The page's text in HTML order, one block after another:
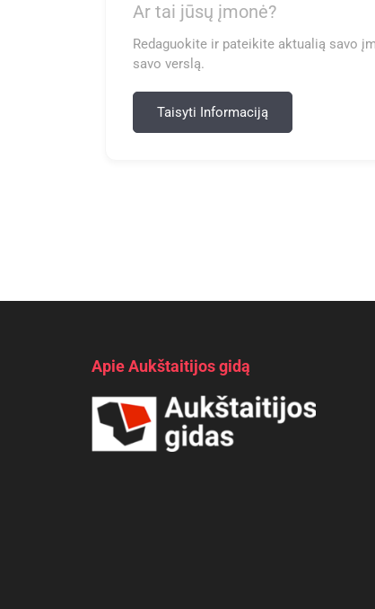
Ar tai jūsų įmonė?
Redaguokite ir pateikite aktualią savo
savo verslą.
Taisyti Informaciją
Apie Aukštaitijos gidą